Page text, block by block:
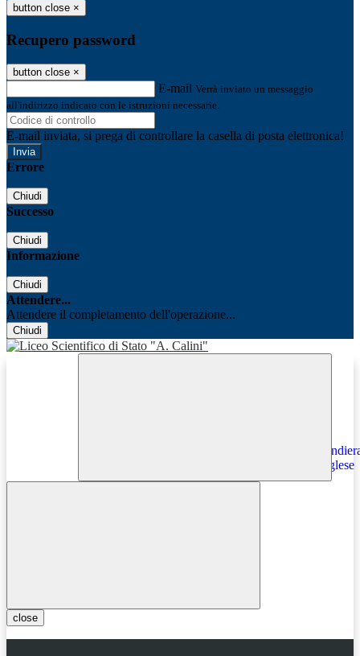
button close ×
Recupero password
button close ×
E-mail Verrà inviato un messaggio
all'indirizzo indicato con le istruzioni necessarie.
E-mail inviata, si prega di controllare la casella di posta elettronica!
Errore
Chiudi
Successo
Chiudi
Informazione
Chiudi
Attendere...
Attendere il completamento dell'operazione...
Chiudi
close